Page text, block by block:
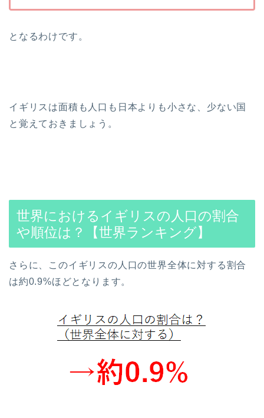
となるわけです。
イギリスは面積も人口も日本よりも小さな、少ない国
と覚えておきましょう。
世界におけるイギリスの人口の割合
や順位は？【世界ランキング】
さらに、このイギリスの人口の世界全体に対する割合
は約0.9%ほどとなります。